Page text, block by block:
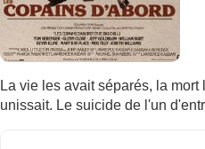
La vie les avait séparés, la
unissait. Le suicide de l'un